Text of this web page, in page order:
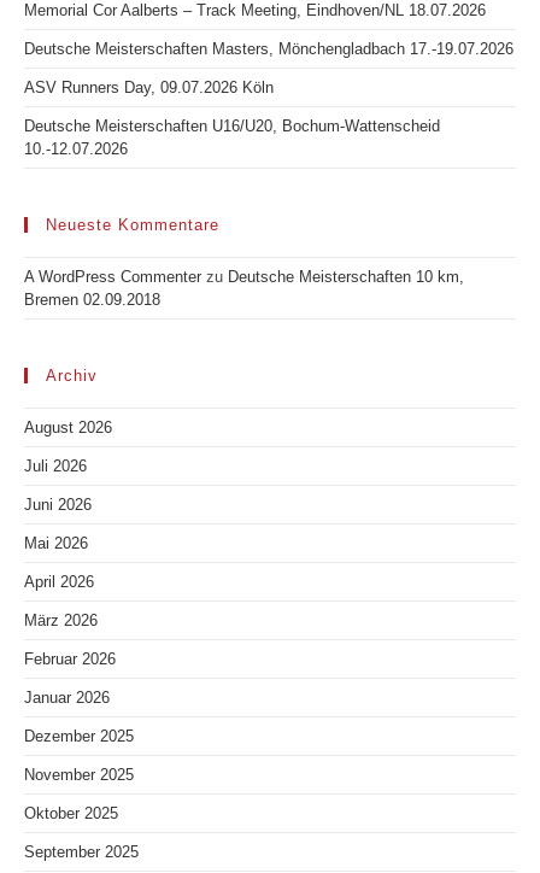
Memorial Cor Aalberts – Track Meeting, Eindhoven/NL 18.07.2026
Deutsche Meisterschaften Masters, Mönchengladbach 17.-19.07.2026
ASV Runners Day, 09.07.2026 Köln
Deutsche Meisterschaften U16/U20, Bochum-Wattenscheid
10.-12.07.2026
Neueste Kommentare
A WordPress Commenter zu Deutsche Meisterschaften 10 km,
Bremen 02.09.2018
Archiv
August 2026
Juli 2026
Juni 2026
Mai 2026
April 2026
März 2026
Februar 2026
Januar 2026
Dezember 2025
November 2025
Oktober 2025
September 2025